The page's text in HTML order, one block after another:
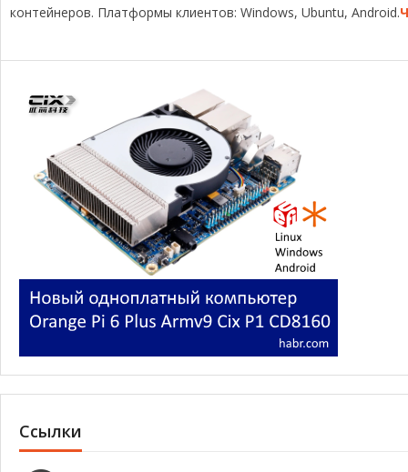
контейнеров. Платформы клиентов: Windows, Ubuntu, Android.
Ссылки